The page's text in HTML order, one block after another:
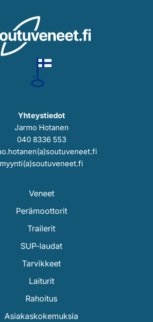
Yhteystiedot
Jarmo Hotanen
040 8336 553
myynti(a)soutuveneet.fi
Veneet
Perämoottorit
Trailerit
SUP-laudat
Tarvikkeet
Laiturit
Rahoitus
Asiakaskokemuksia